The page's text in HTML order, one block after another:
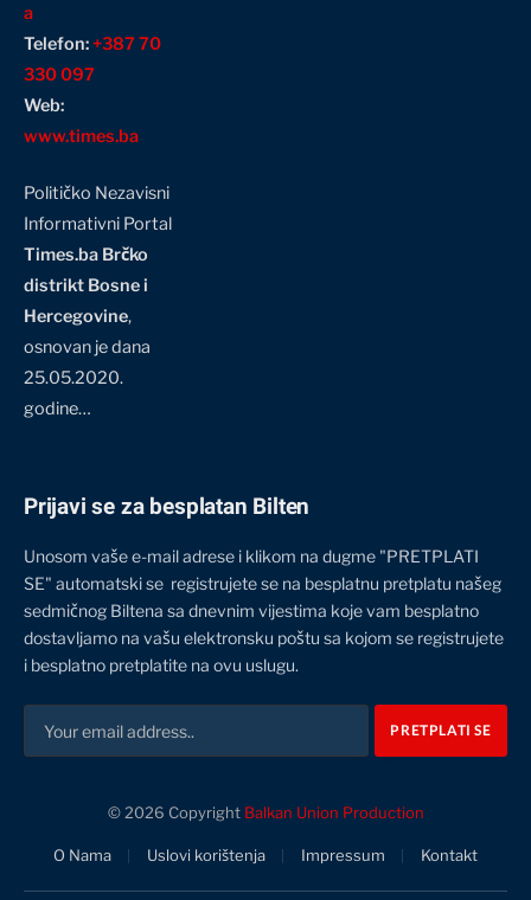
a
Telefon:+387 70
330 097
Web:
www.times.ba
Političko Nezavisni
Informativni Portal
Times.ba Brčko
distrikt Bosne i
Hercegovine,
osnovan je dana
25.05.2020.
godine…
Prijavi se za besplatan Bilten
Unosom vaše e-mail adrese i klikom na dugme "PRETPLATI
SE" automatski se registrujete se na besplatnu pretplatu našeg
sedmičnog Biltena sa dnevnim vijestima koje vam besplatno
dostavljamo na vašu elektronsku poštu sa kojom se registrujete
i besplatno pretplatite na ovu uslugu.
© 2026 Copyright Balkan Union Production
O Nama Uslovi korištenja Impressum Kontakt